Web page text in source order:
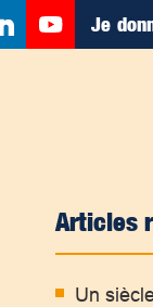
Je
Articles
Un